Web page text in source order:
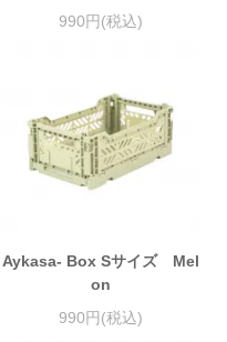
990円(税込)
Aykasa- Box Sサイズ Mel
on
990円(税込)